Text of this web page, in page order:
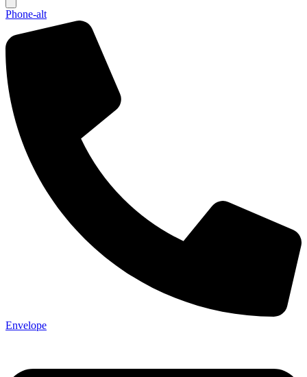
Phone-alt
Envelope